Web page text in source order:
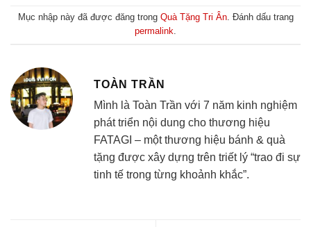
Mục nhập này đã được đăng trong Quà Tặng Tri Ân. Đánh dấu trang
permalink
TOÀN TRẦN
Mình là Toàn Trần với 7 năm kinh nghiệm
phát triển nội dung cho thương hiệu
FATAGI – một thương hiệu bánh & quà
tặng được xây dựng trên triết lý “trao đi sự
tinh tế trong từng khoảnh khắc”.